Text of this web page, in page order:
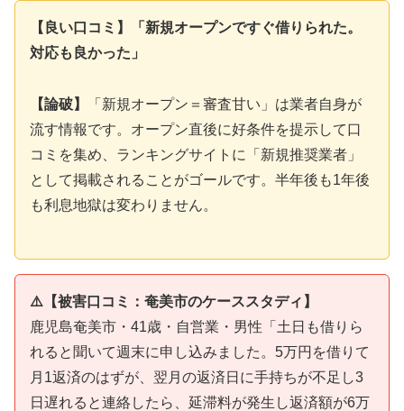
【良い口コミ】「新規オープンですぐ借りられた。
対応も良かった」
【論破】
「新規オープン＝審査甘い」は業者自身が
流す情報です。オープン直後に好条件を提示して口
コミを集め、ランキングサイトに「新規推奨業者」
として掲載されることがゴールです。半年後も1年後
も利息地獄は変わりません。
⚠️【被害口コミ：奄美市のケーススタディ】
鹿児島奄美市・41歳・自営業・男性「土日も借りら
れると聞いて週末に申し込みました。5万円を借りて
月1返済のはずが、翌月の返済日に手持ちが不足し3
日遅れると連絡したら、延滞料が発生し返済額が6万